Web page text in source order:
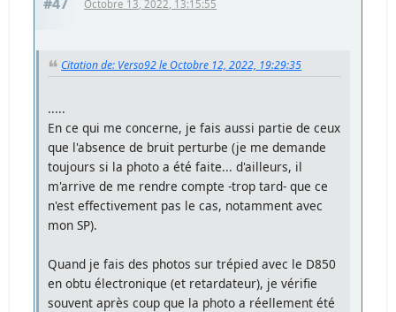
Octobre 13, 2022, 13:15:55
Citation de: Verso92 le Octobre 12, 2022, 19:29:35
.....
En ce qui me concerne, je fais aussi partie de ceux
que l'absence de bruit perturbe (je me demande
toujours si la photo a été faite... d'ailleurs, il
m'arrive de me rendre compte -trop tard- que ce
n'est effectivement pas le cas, notamment avec
mon SP).
Quand je fais des photos sur trépied avec le D850
en obtu électronique (et retardateur), je vérifie
souvent après coup que la photo a réellement été